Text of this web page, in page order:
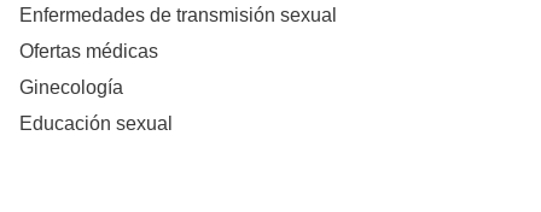
Enfermedades de transmisión sexual
Ofertas médicas
Ginecología
Educación sexual